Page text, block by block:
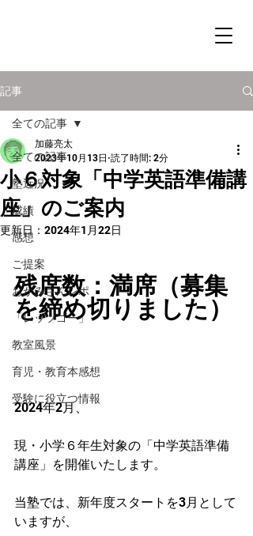
記事
全ての記事
塾近況
成績
感想
ご提案
おかみさんレポ
「レッツゴー」
教室風景
育児・教育本感想
受験に役立つ情報
全ての記事
小６対象「中学英語準備講
座」のご案内
加藤亮太
2023年10月13日 読了時間: 2分
更新日： 2024年1月22日
残席数：満席（募集
を締め切りました）
2024年2月、
現・小学６年生対象の「中学英語準備
講座」を開催いたします。
当塾では、新年度スタートを3月として
いますが、